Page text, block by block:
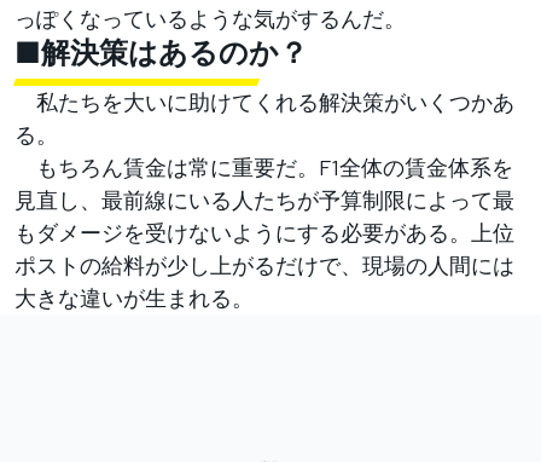
っぽくなっているような気がするんだ。
■解決策はあるのか？
私たちを大いに助けてくれる解決策がいくつかあ
る。
もちろん賃金は常に重要だ。F1全体の賃金体系を
見直し、最前線にいる人たちが予算制限によって最
もダメージを受けないようにする必要がある。上位
ポストの給料が少し上がるだけで、現場の人間には
大きな違いが生まれる。